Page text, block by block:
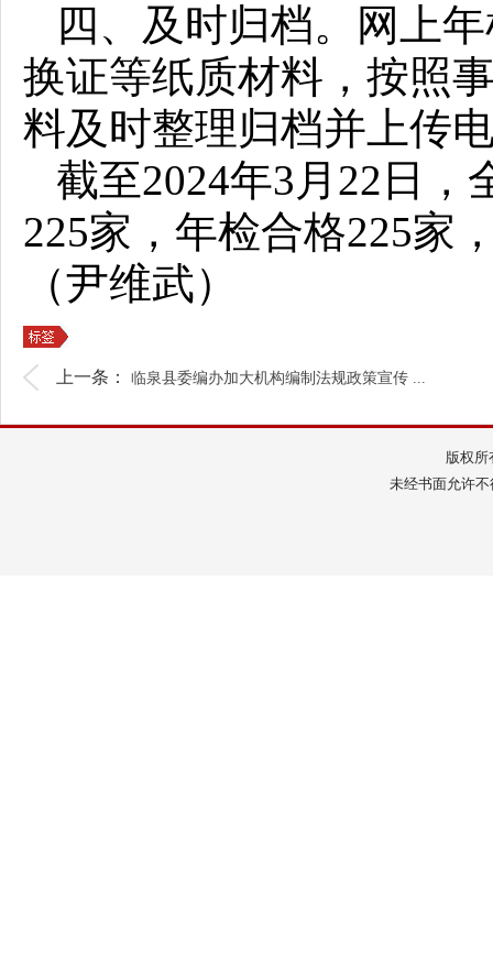
四、及时归档。网上
换证等纸质材料，按照
料及时整理归档并上传
截至2024年3月22日，
225家，年检合格225家
（尹维武）
上一条： 临泉县委编办加大机构编制法规政策宣传 ...
版权
未经书面允许